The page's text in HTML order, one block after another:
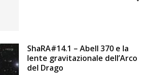
ShaRA#14.1 – Abell 370 e la
lente gravitazionale dell’Arco
del Drago